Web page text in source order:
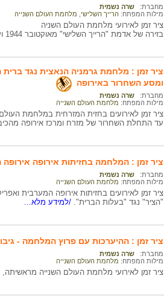
מחברת:
שרה נשמית
מילות המפתח: הרייך השלישי מלחמת העולם השנייה
ציר זמן לאירועי מלחמת העולם השניה
בזירה של אדמת "הרייך השלישי" מאוקטובר 1944 ועד נובמבר 1945.
ציר זמן : מלחמת גרמניה הנאצית נגד
ומסע השחרור באירופה
מחברת:
שרה נשמית
מילות המפתח: מלחמת העולם השנייה
עד התחלת השחרור של מזרח ומרכז אירופה
ציר זמן : המלחמה בחזיתות אירופה
מחברת:
שרה נשמית
מילות המפתח: מלחמת העולם השנייה
"הציר" נגד "בעלות הברית". /למידע מלא...
ציר זמן : ההיערכות עם פרוץ המלחמה -
מחברת:
שרה נשמית
מילות המפתח: מלחמת העולם השנייה
ציר זמן לאירועי מלחמת העולם השנייה מראשיתה, ספטמבר 1939